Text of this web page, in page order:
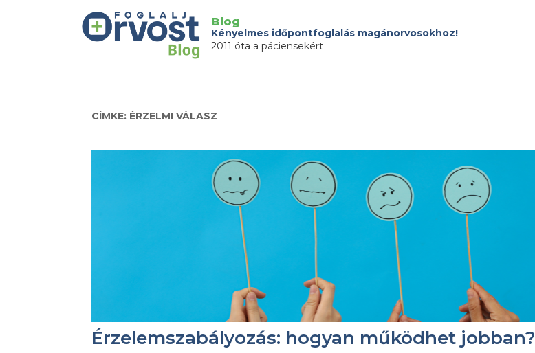
Blog
Kényelmes időpontfoglalás magánorvosokhoz!
2011 óta a páciensekért
CÍMKE: ÉRZELMI VÁLASZ
Érzelemszabályozás: hogyan működhet jobban?